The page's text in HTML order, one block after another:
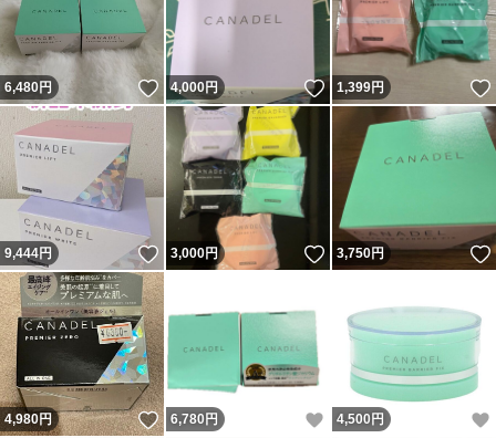
6,480円 いいね！
4,000円 いいね！
1,399円
9,444円 いいね！
3,000円 いいね！
3,750円
4,980円 いいね！
6,780 円 いいね！
4,500 円